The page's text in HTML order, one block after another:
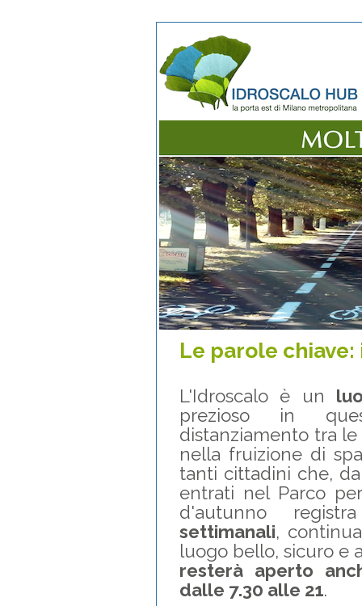
Le parole
L'Idroscalo è un
prezioso in
distanziamento tra
nella fruizione di
tanti cittadini che,
entrati nel Parco
d'autunno
settimanali,
luogo bello, sicuro e
resterà aperto
dalle 7.30 alle 21.